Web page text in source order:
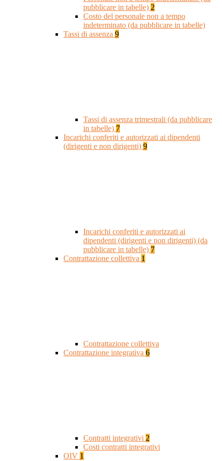
pubblicare in tabelle) 2
Costo del personale non a tempo
indeterminato (da pubblicare in tabelle)
Tassi di assenza 9
Tassi di assenza trimestrali (da pubblicare
in tabelle) 7
Incarichi conferiti e autorizzati ai dipendenti
(dirigenti e non dirigenti) 9
Incarichi conferiti e autorizzati ai
dipendenti (dirigenti e non dirigenti) (da
pubblicare in tabelle) 7
Contrattazione collettiva 1
Contrattazione collettiva
Contrattazione integrativa 6
Contratti integrativi 2
Costi contratti integrativi
OIV 1